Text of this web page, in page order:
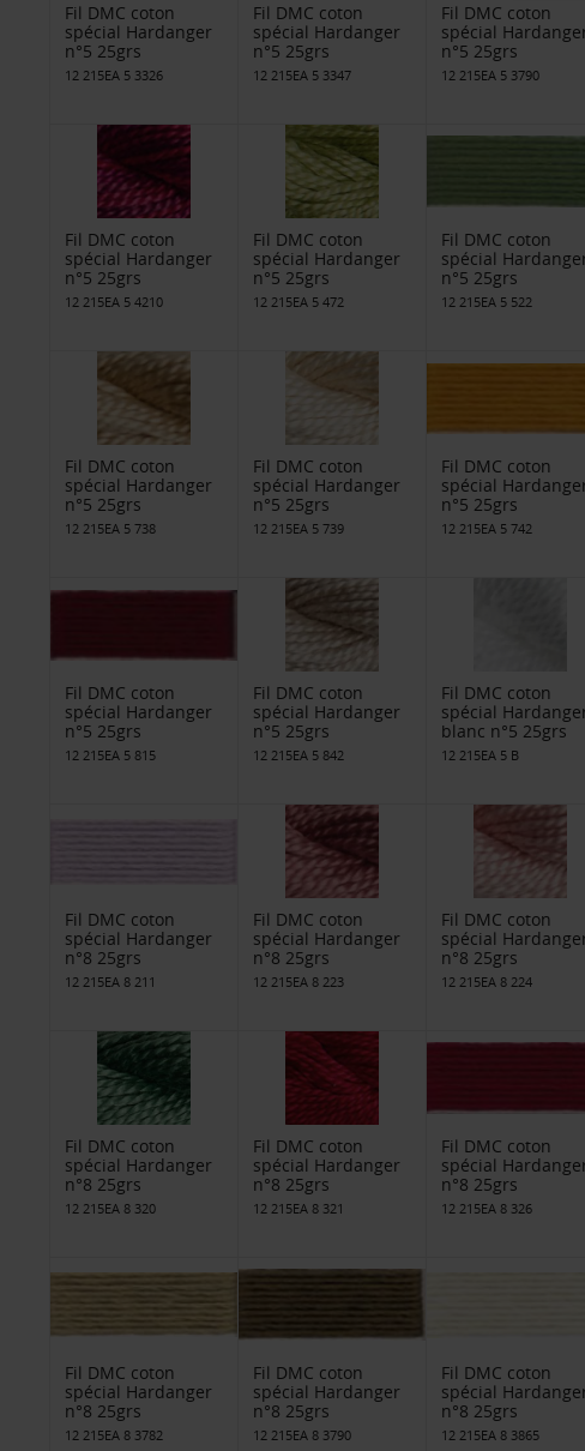
Fil DMC coton
spécial Hardanger
n°5 25grs
12 215EA 5 3326
Fil DMC coton
spécial Hardanger
n°5 25grs
12 215EA 5 3347
Fil DMC coton
spécial
n°5 25grs
12 215EA 5 3790
Fil DMC coton
spécial Hardanger
n°5 25grs
12 215EA 5 4210
Fil DMC coton
spécial Hardanger
n°5 25grs
12 215EA 5 472
Fil DMC coton
spécial
n°5 25grs
12 215EA 5 522
Fil DMC coton
spécial Hardanger
n°5 25grs
12 215EA 5 738
Fil DMC coton
spécial Hardanger
n°5 25grs
12 215EA 5 739
Fil DMC coton
spécial
n°5 25grs
12 215EA 5 742
Fil DMC coton
spécial Hardanger
n°5 25grs
12 215EA 5 815
Fil DMC coton
spécial Hardanger
n°5 25grs
12 215EA 5 842
Fil DMC coton
spécial
blanc n°5 25grs
12 215EA 5 B
Fil DMC coton
spécial Hardanger
n°8 25grs
12 215EA 8 211
Fil DMC coton
spécial Hardanger
n°8 25grs
12 215EA 8 223
Fil DMC coton
spécial
n°8 25grs
12 215EA 8 224
Fil DMC coton
spécial Hardanger
n°8 25grs
12 215EA 8 320
Fil DMC coton
spécial Hardanger
n°8 25grs
12 215EA 8 321
Fil DMC coton
spécial
n°8 25grs
12 215EA 8 326
Fil DMC coton
spécial Hardanger
n°8 25grs
12 215EA 8 3782
Fil DMC coton
spécial Hardanger
n°8 25grs
12 215EA 8 3790
Fil DMC coton
spécial
n°8 25grs
12 215EA 8 3865